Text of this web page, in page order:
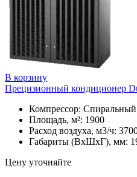
В корзину
Прецизионный кондиционер
Компрессор: Спиральный
Площадь, м²: 1900
Расход воздуха, м3/ч:
Габариты (ВхШхГ), мм:
Цену уточняйте